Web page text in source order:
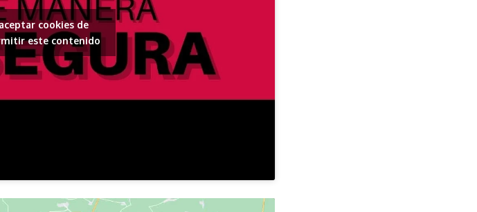
cookies de
este contenido